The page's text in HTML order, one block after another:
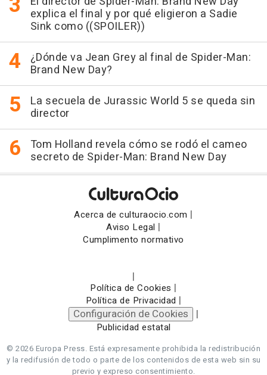
explica el final y por qué eligieron a Sadie
Sink como ((SPOILER))
¿Dónde va Jean Grey al final de Spider-Man:
Brand New Day?
La secuela de Jurassic World 5 se queda sin
director
Tom Holland revela cómo se rodó el cameo
secreto de Spider-Man: Brand New Day
Acerca de culturaocio.com |
Aviso Legal |
Cumplimento normativo
|
Política de Cookies |
Política de Privacidad |
Configuración de Cookies |
Publicidad estatal
© 2026 Europa Press. Está expresamente prohibida la redistribución
y la redifusión de todo o parte de los contenidos de esta web sin su
previo y expreso consentimiento.